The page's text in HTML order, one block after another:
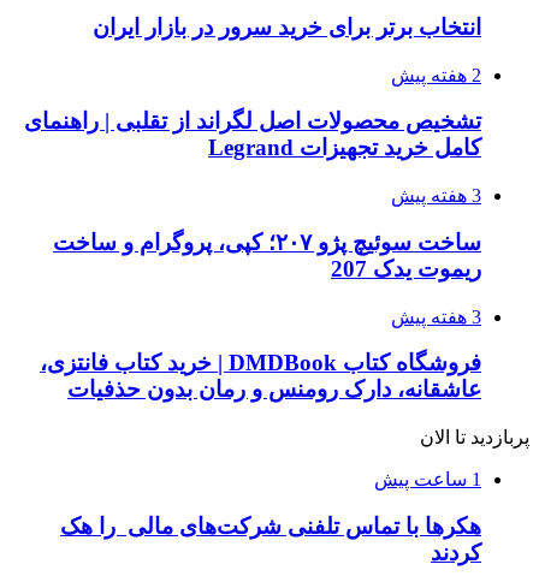
انتخاب برتر برای خرید سرور در بازار ایران
2 هفته پیش
تشخیص محصولات اصل لگراند از تقلبی | راهنمای
کامل خرید تجهیزات Legrand
3 هفته پیش
ساخت سوئیچ پژو ۲۰۷؛ کپی، پروگرام و ساخت
ریموت یدک 207
3 هفته پیش
فروشگاه کتاب DMDBook | خرید کتاب فانتزی،
عاشقانه، دارک رومنس و رمان بدون حذفیات
پربازدید تا الان
1 ساعت پیش
هکرها با تماس تلفنی شرکت‌های مالی را هک
کردند